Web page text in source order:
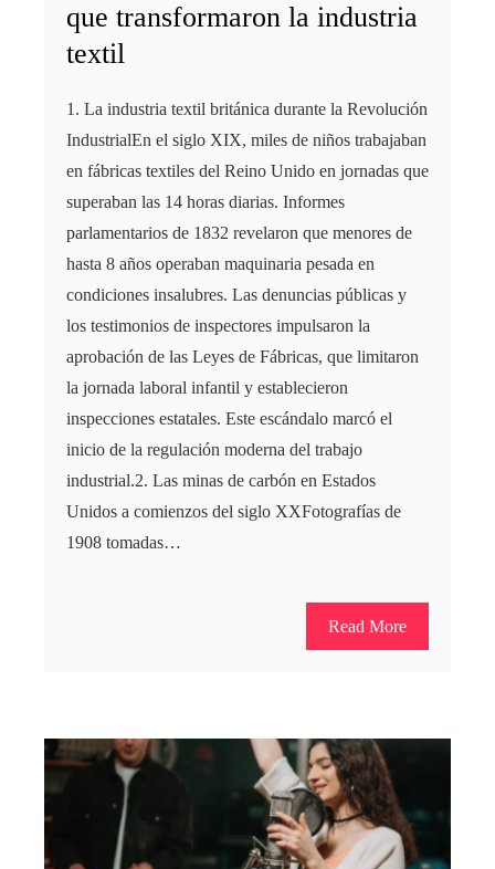
que transformaron la industria
textil
1. La industria textil británica durante la Revolución
IndustrialEn el siglo XIX, miles de niños trabajaban
en fábricas textiles del Reino Unido en jornadas que
superaban las 14 horas diarias. Informes
parlamentarios de 1832 revelaron que menores de
hasta 8 años operaban maquinaria pesada en
condiciones insalubres. Las denuncias públicas y
los testimonios de inspectores impulsaron la
aprobación de las Leyes de Fábricas, que limitaron
la jornada laboral infantil y establecieron
inspecciones estatales. Este escándalo marcó el
inicio de la regulación moderna del trabajo
industrial.2. Las minas de carbón en Estados
Unidos a comienzos del siglo XXFotografías de
1908 tomadas…
Read More